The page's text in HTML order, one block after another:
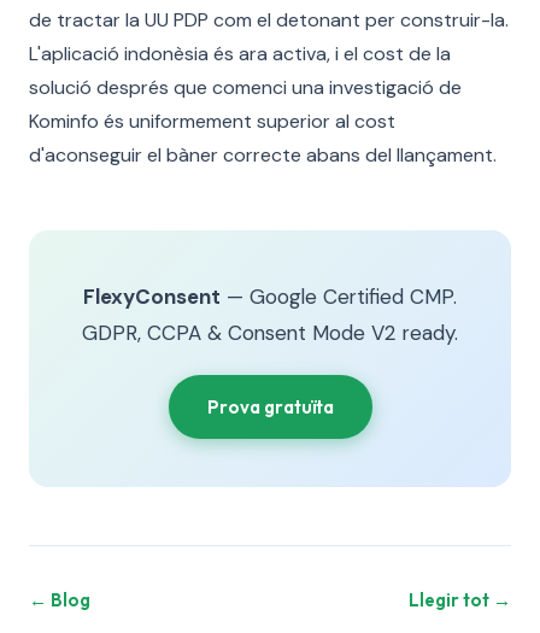
de tractar la UU PDP com el detonant per construir-la.
L'aplicació indonèsia és ara activa, i el cost de la
solució després que comenci una investigació de
Kominfo és uniformement superior al cost
d'aconseguir el bàner correcte abans del llançament.
FlexyConsent — Google Certified CMP.
GDPR, CCPA & Consent Mode V2 ready.
Prova gratuïta
← Blog Llegir tot →